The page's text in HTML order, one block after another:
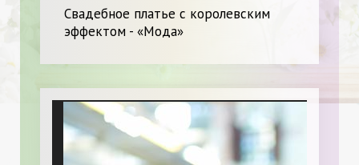
Свадебное платье с королевским
эффектом - «Мода»